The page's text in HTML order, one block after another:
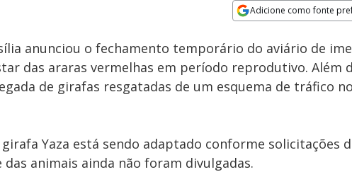
Adicione como fonte
Velocidade
anunciou o fechamento temporário do aviário de
das araras vermelhas em período reprodutivo. Além
de girafas resgatadas de um esquema de tráfico
Yaza está sendo adaptado conforme solicitações
animais ainda não foram divulgadas.